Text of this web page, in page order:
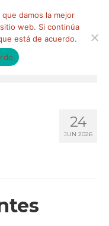
24
JUN 2026
damos la mejor
web. Si continúa
está de acuerdo.